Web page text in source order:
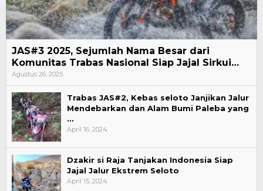
JAS#3 2025, Sejumlah Nama Besar dari
Komunitas Trabas Nasional Siap Jajal Sirkui…
Agustus 26, 2025
Trabas JAS#2, Kebas seloto Janjikan Jalur
Mendebarkan dan Alam Bumi Paleba yang
…
April 16, 2024
Dzakir si Raja Tanjakan Indonesia Siap
Jajal Jalur Ekstrem Seloto
April 15, 2024